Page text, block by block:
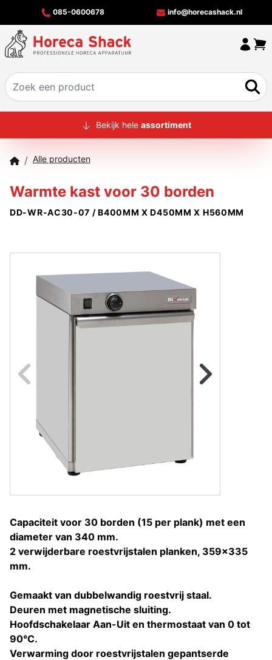
085-0600678 info@horecashack.nl
HOME
MERKEN
OFFERTECHECKER
Bekijk hele assortiment
/ Alle producten
Warmte kast voor 30 borden
DD-WR-AC30-07 / B400MM X D450MM X H560MM
Naar vorige
Capaciteit voor 30 borden (15 per plank) met een
diameter van 340 mm.
2 verwijderbare roestvrijstalen planken, 359x335
mm.
Gemaakt van dubbelwandig roestvrij staal.
Deuren met magnetische sluiting.
Hoofdschakelaar Aan-Uit en thermostaat van 0 tot
90°C.
Verwarming door roestvrijstalen gepantserde